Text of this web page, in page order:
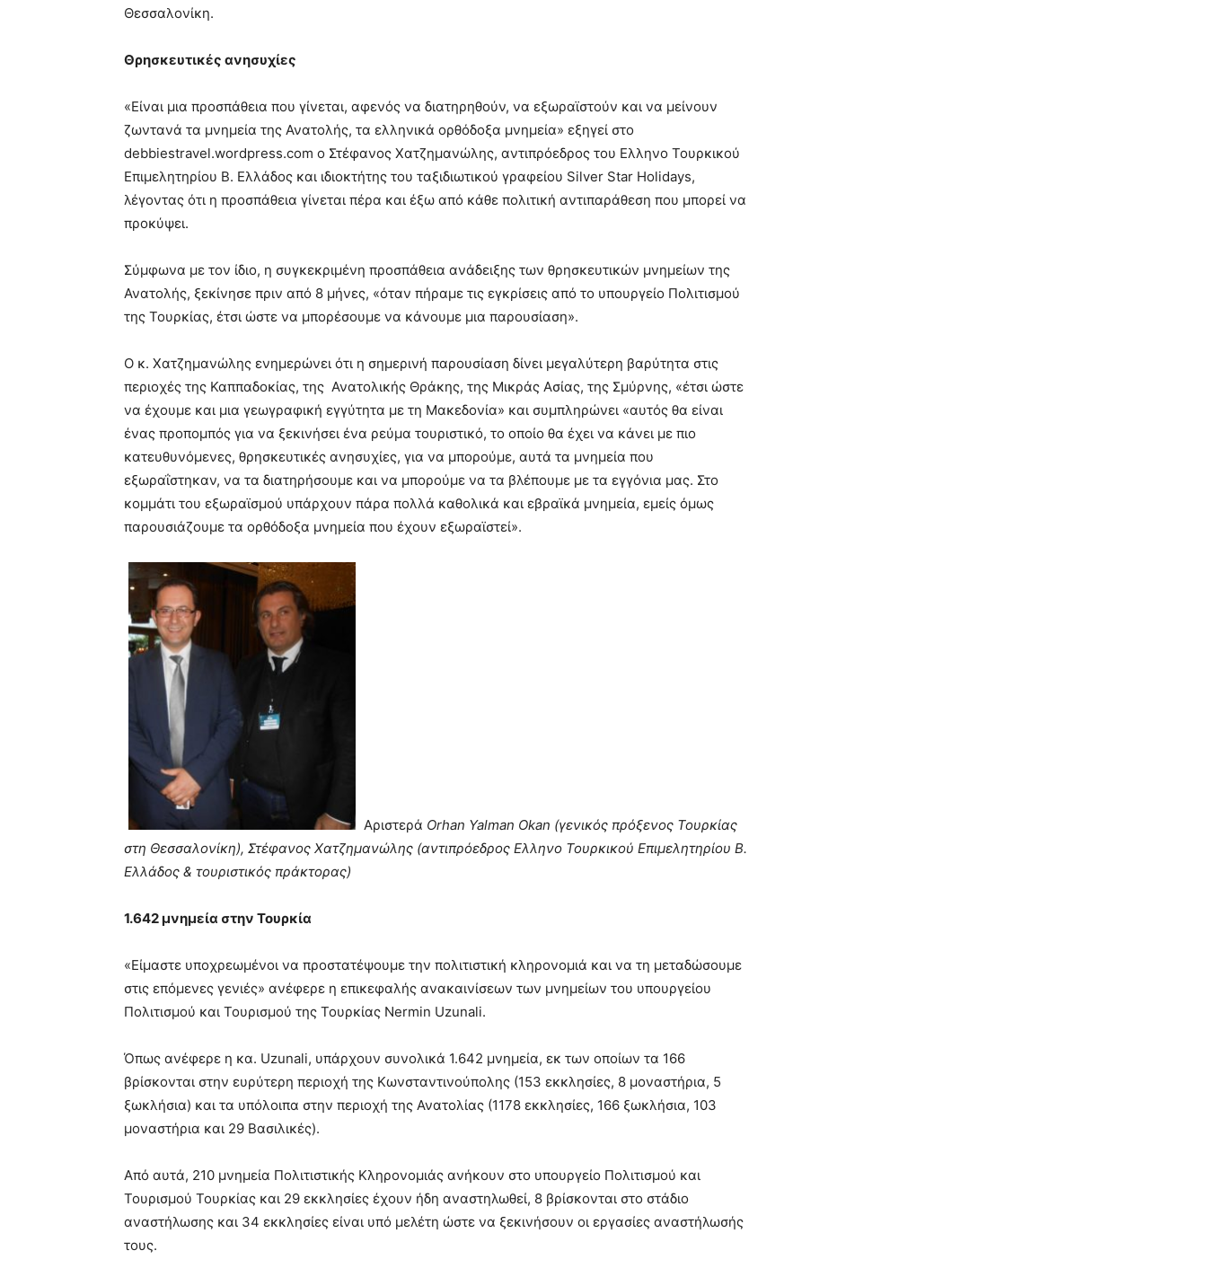
Θεσσαλονίκη.
Θρησκευτικές ανησυχίες
«Είναι μια προσπάθεια που γίνεται, αφενός να διατηρηθούν, να εξωραϊστούν και να μείνουν
ζωντανά τα μνημεία της Ανατολής, τα ελληνικά ορθόδοξα μνημεία» εξηγεί στο
debbiestravel.wordpress.com ο Στέφανος Χατζημανώλης, αντιπρόεδρος του Ελληνο Τουρκικού
Επιμελητηρίου Β. Ελλάδος και ιδιοκτήτης του ταξιδιωτικού γραφείου Silver Star Holidays,
λέγοντας ότι η προσπάθεια γίνεται πέρα και έξω από κάθε πολιτική αντιπαράθεση που μπορεί να
προκύψει.
Σύμφωνα με τον ίδιο, η συγκεκριμένη προσπάθεια ανάδειξης των θρησκευτικών μνημείων της
Ανατολής, ξεκίνησε πριν από 8 μήνες, «όταν πήραμε τις εγκρίσεις από το υπουργείο Πολιτισμού
της Τουρκίας, έτσι ώστε να μπορέσουμε να κάνουμε μια παρουσίαση».
Ο κ. Χατζημανώλης ενημερώνει ότι η σημερινή παρουσίαση δίνει μεγαλύτερη βαρύτητα στις
περιοχές της Καππαδοκίας, της Ανατολικής Θράκης, της Μικράς Ασίας, της Σμύρνης, «έτσι ώστε
να έχουμε και μια γεωγραφική εγγύτητα με τη Μακεδονία» και συμπληρώνει «αυτός θα είναι
ένας προπομπός για να ξεκινήσει ένα ρεύμα τουριστικό, το οποίο θα έχει να κάνει με πιο
κατευθυνόμενες, θρησκευτικές ανησυχίες, για να μπορούμε, αυτά τα μνημεία που
εξωραΐστηκαν, να τα διατηρήσουμε και να μπορούμε να τα βλέπουμε με τα εγγόνια μας. Στο
κομμάτι του εξωραϊσμού υπάρχουν πάρα πολλά καθολικά και εβραϊκά μνημεία, εμείς όμως
παρουσιάζουμε τα ορθόδοξα μνημεία που έχουν εξωραϊστεί».
Αριστερά Orhan Yalman Okan (γενικός πρόξενος Τουρκίας
στη Θεσσαλονίκη), Στέφανος Χατζημανώλης (αντιπρόεδρος Ελληνο Τουρκικού Επιμελητηρίου Β.
Ελλάδος & τουριστικός πράκτορας)
1.642 μνημεία στην Τουρκία
«Είμαστε υποχρεωμένοι να προστατέψουμε την πολιτιστική κληρονομιά και να τη μεταδώσουμε
στις επόμενες γενιές» ανέφερε η επικεφαλής ανακαινίσεων των μνημείων του υπουργείου
Πολιτισμού και Τουρισμού της Τουρκίας Nermin Uzunali.
Όπως ανέφερε η κα. Uzunali, υπάρχουν συνολικά 1.642 μνημεία, εκ των οποίων τα 166
βρίσκονται στην ευρύτερη περιοχή της Κωνσταντινούπολης (153 εκκλησίες, 8 μοναστήρια, 5
ξωκλήσια) και τα υπόλοιπα στην περιοχή της Ανατολίας (1178 εκκλησίες, 166 ξωκλήσια, 103
μοναστήρια και 29 Βασιλικές).
Από αυτά, 210 μνημεία Πολιτιστικής Κληρονομιάς ανήκουν στο υπουργείο Πολιτισμού και
Τουρισμού Τουρκίας και 29 εκκλησίες έχουν ήδη αναστηλωθεί, 8 βρίσκονται στο στάδιο
αναστήλωσης και 34 εκκλησίες είναι υπό μελέτη ώστε να ξεκινήσουν οι εργασίες αναστήλωσής
τους.